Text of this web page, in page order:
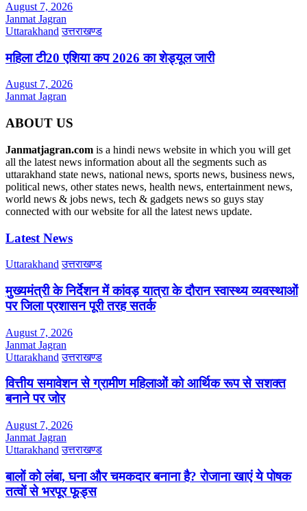
August 7, 2026
Janmat Jagran
Uttarakhand उत्तराखण्ड
महिला टी20 एशिया कप 2026 का शेड्यूल जारी
August 7, 2026
Janmat Jagran
ABOUT US
Janmatjagran.com is a hindi news website in which you will get
all the latest news information about all the segments such as
uttarakhand state news, national news, sports news, business news,
political news, other states news, health news, entertainment news,
world news & jobs news, tech & gadgets news so guys stay
connected with our website for all the latest news update.
Latest News
Uttarakhand उत्तराखण्ड
मुख्यमंत्री के निर्देशन में कांवड़ यात्रा के दौरान स्वास्थ्य व्यवस्थाओं
पर जिला प्रशासन पूरी तरह सतर्क
August 7, 2026
Janmat Jagran
Uttarakhand उत्तराखण्ड
वित्तीय समावेशन से ग्रामीण महिलाओं को आर्थिक रूप से सशक्त
बनाने पर जोर
August 7, 2026
Janmat Jagran
Uttarakhand उत्तराखण्ड
बालों को लंबा, घना और चमकदार बनाना है? रोजाना खाएं ये पोषक
तत्वों से भरपूर फूड्स